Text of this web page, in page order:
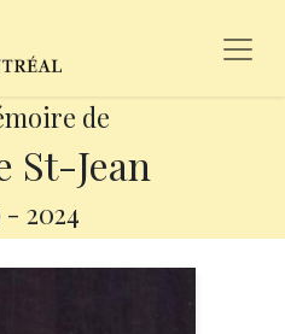
de
St-Jean
- 2024